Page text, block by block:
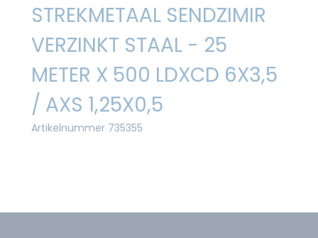
STREKMETAAL SENDZIMIR
VERZINKT STAAL - 25
METER X 500 LDXCD 6X3,5
/ AXS 1,25X0,5
Artikelnummer 735355